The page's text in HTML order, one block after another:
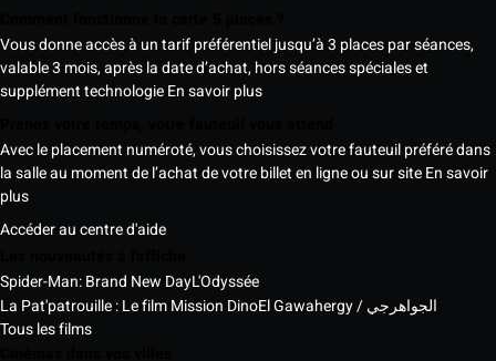
Vous donne accès à un tarif préférentiel jusqu’à 3 places par séances,
valable 3 mois, après la date d’achat, hors séances spéciales et
supplément technologieEn savoir plus
Avec le placement numéroté, vous choisissez votre fauteuil préféré dans
la salle au moment de l’achat de votre billet en ligne ou sur siteEn savoir
plus
Accéder au centre d'aide
Spider-Man: Brand New DayL'Odyssée
La Pat'patrouille : Le film Mission Dino
El Gawahergy / الجواهرجي
Tous les films